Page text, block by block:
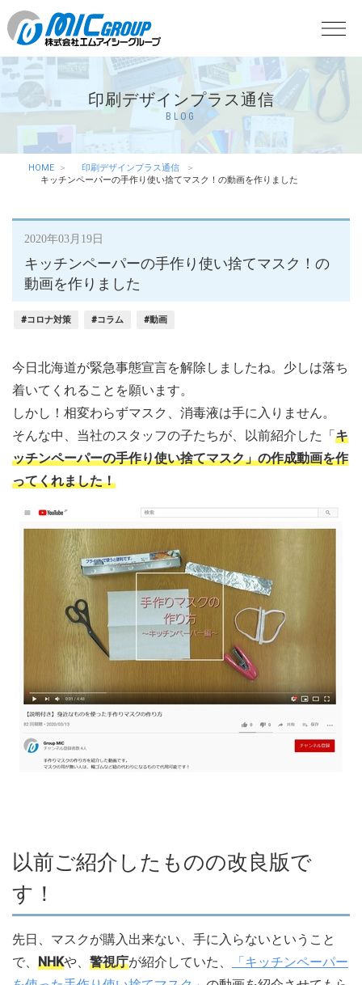
印刷デザインプラス通信
BLOG
HOME
印刷デザインプラス通信
キッチンペーパーの手作り使い捨てマスク！の動画を作りました
2020年03月19日
キッチンペーパーの手作り使い捨てマスク！の
動画を作りました
#コロナ対策 #コラム #動画
今日北海道が緊急事態宣言を解除しましたね。少しは落ち
着いてくれることを願います。
しかし！相変わらずマスク、消毒液は手に入りません。
そんな中、当社のスタッフの子たちが、以前紹介した「キ
ッチンペーパーの手作り使い捨てマスク」の作成動画を作
ってくれました！
以前ご紹介したものの改良版で
す！
先日、マスクが購入出来ない、手に入らないということ
で、 NHKや、 警視庁が紹介していた、
「キッチンペーパー